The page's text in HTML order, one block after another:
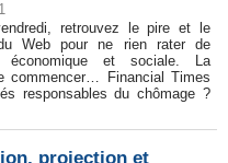
retrouvez le pire et le
Web pour ne rien rater de
économique et sociale. La
Financial Times
responsables du chômage ?
projection et